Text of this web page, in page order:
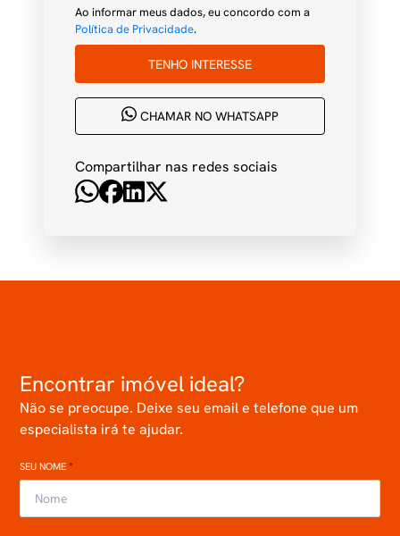
Ao informar meus dados, eu concordo com a
Política de Privacidade.
TENHO INTERESSE
CHAMAR NO WHATSAPP
Compartilhar nas redes sociais
Encontrar imóvel ideal?
Não se preocupe. Deixe seu email e telefone que um
especialista irá te ajudar.
SEU NOME*